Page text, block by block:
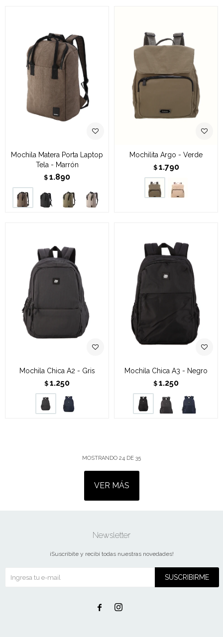
Mochila Matera Porta Laptop
Tela - Marrón
$ 1.890
Mochilita Argo - Verde
$ 1.790
Mochila Chica A2 - Gris
$ 1.250
Mochila Chica A3 - Negro
$ 1.250
MOSTRANDO 24 DE 35
VER MÁS
Newsletter
¡Suscribite y recibí todas nuestras novedades!
SUSCRIBIRME
 